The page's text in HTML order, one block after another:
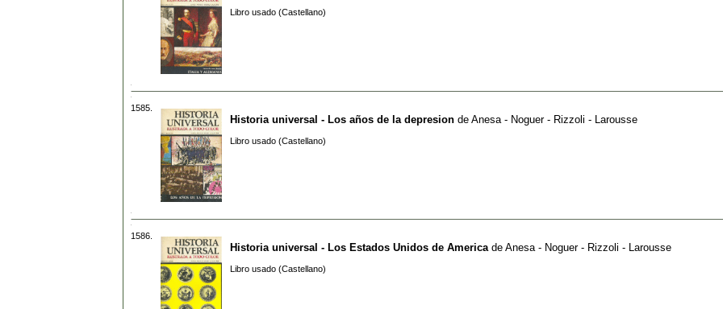
Libro usado (Castellano)
1585.
Historia universal - Los años de la depresion de Anesa - Noguer - Rizzoli - Larousse
Libro usado (Castellano)
1586.
Historia universal - Los Estados Unidos de America de Anesa - Noguer - Rizzoli - Larousse
Libro usado (Castellano)